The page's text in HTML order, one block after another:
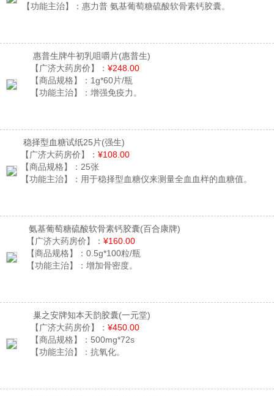
【功能主治】： 惠力普 氨基葡萄糖硫酸软骨素钙胶囊。
惠普生牌牛初乳咀嚼片(惠普生)
【广济大药房价】： ¥248.00
【商品规格】： 1g*60片/瓶
【功能主治】： 增强免疫力。
稳择型血糖试纸25片(强生)
【广济大药房价】： ¥108.00
【商品规格】： 25张
【功能主治】： 用于稳择型血糖仪来测量全血血样的血糖值。
氨基葡萄糖硫酸软骨素钙胶囊(百合康牌)
【广济大药房价】： ¥160.00
【商品规格】： 0.5g*100粒/瓶
【功能主治】： 增加骨密度。
巢之安牌知本天韵胶囊(一元堂)
【广济大药房价】： ¥450.00
【商品规格】： 500mg*72s
【功能主治】： 抗氧化。